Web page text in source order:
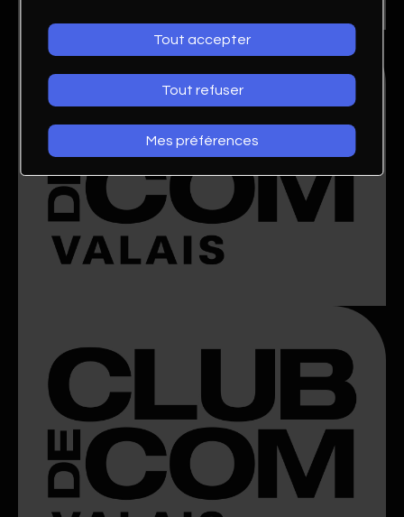
Tout accepter
Tout refuser
Mes préférences